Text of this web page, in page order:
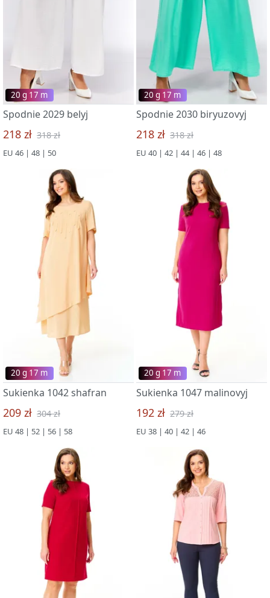
20 g 17 m
Spodnie 2029 belyj
218 zł 318 zł
EU 46 | 48 | 50
20 g 17 m
Spodnie 2030 biryuzovyj
218 zł 318 zł
EU 40 | 42 | 44 | 46 | 48
20 g 17 m
Sukienka 1042 shafran
209 zł 304 zł
EU 48 | 52 | 56 | 58
20 g 17 m
Sukienka 1047 malinovyj
192 zł 279 zł
EU 38 | 40 | 42 | 46